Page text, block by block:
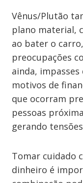
Vênus/Plutão
plano material,
ao bater o
preocupações
ainda,
motivos de
que ocorram
pessoas
gerando
Tomar cuidado
dinheiro é